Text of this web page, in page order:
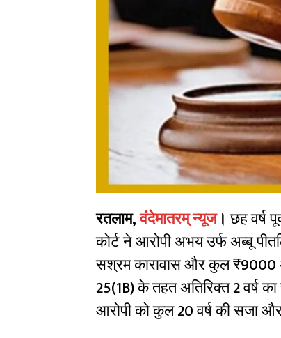
रतलाम,वंदेमातरम् न्यूज। छह वर्ष
कोर्ट ने आरोपी अभय उर्फ अब्बू
सश्रम कारावास और कुल ₹9000
25(1B) के तहत अतिरिक्त 2 वर्ष
आरोपी को कुल 20 वर्ष की सजा